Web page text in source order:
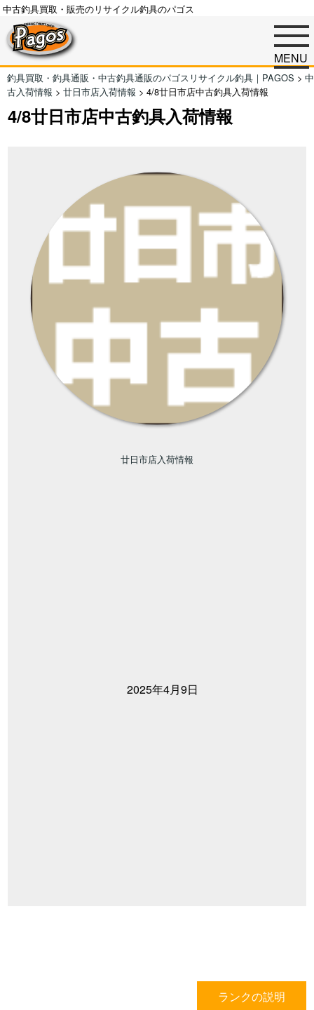
中古釣具買取・販売のリサイクル釣具のパゴス
MENU
釣具買取・釣具通販・中古釣具通販のパゴスリサイクル釣具｜PAGOS > 中
古入荷情報 > 廿日市店入荷情報 > 4/8廿日市店中古釣具入荷情報
4/8廿日市店中古釣具入荷情報
廿日市店入荷情報
2025年4月9日
ランクの説明